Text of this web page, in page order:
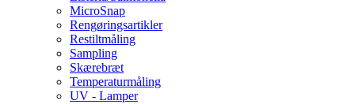
MicroSnap
Rengøringsartikler
Restiltmåling
Sampling
Skærebræt
Temperaturmåling
UV - Lamper